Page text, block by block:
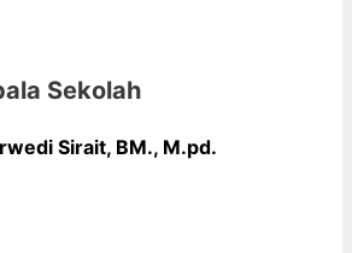
Sekolah
Sirait, BM., M.pd.